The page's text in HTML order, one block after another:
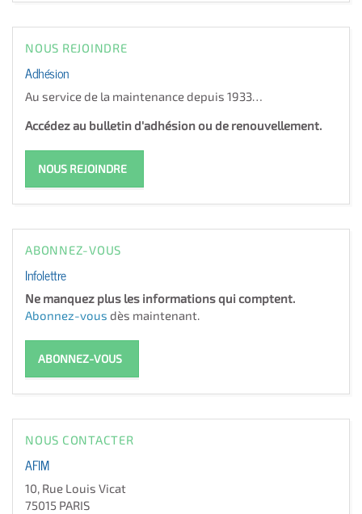
NOUS REJOINDRE
Adhésion
Au service de la maintenance depuis 1933…
Accédez au bulletin d'adhésion ou de renouvellement.
NOUS REJOINDRE
ABONNEZ-VOUS
Infolettre
Ne manquez plus les informations qui comptent.
Abonnez-vous dès maintenant.
ABONNEZ-VOUS
NOUS CONTACTER
AFIM
10, Rue Louis Vicat
75015 PARIS